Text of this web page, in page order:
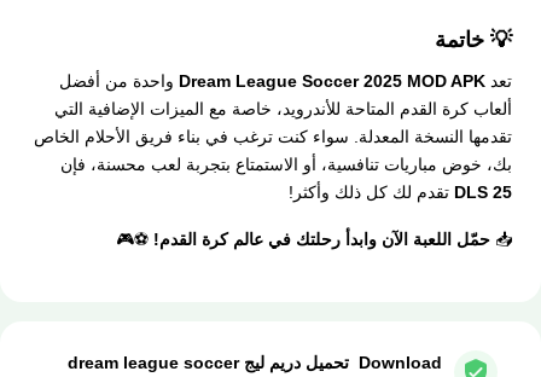
💡 خاتمة
تعد Dream League Soccer 2025 MOD APK واحدة من أفضل
ألعاب كرة القدم المتاحة للأندرويد، خاصة مع الميزات الإضافية التي
تقدمها النسخة المعدلة. سواء كنت ترغب في بناء فريق الأحلام الخاص
بك، خوض مباريات تنافسية، أو الاستمتاع بتجربة لعب محسنة، فإن
DLS 25 تقدم لك كل ذلك وأكثر!
📥 حمّل اللعبة الآن وابدأ رحلتك في عالم كرة القدم! ⚽🎮
Download تحميل دريم ليج dream league soccer